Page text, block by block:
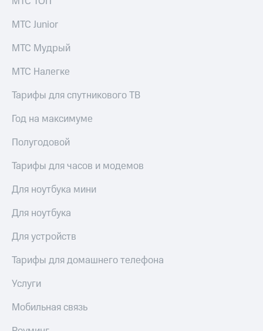
номер
Настройки
автоплатежа
номер
оператора
Оплата
и
с
на карту
МТС Pay
коду
за границей
МТС Junior
МТС Мудрый
МТС Налегке
Тарифы для спутникового ТВ
Год на максимуме
Полугодовой
Тарифы для часов и модемов
Для ноутбука мини
Для ноутбука
Для устройств
Тарифы для домашнего телефона
Услуги
Мобильная связь